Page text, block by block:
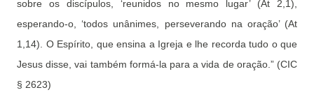
sobre os discípulos, ‘reunidos no mesmo lugar’ (At 2,1),
esperando-o, ‘todos unânimes, perseverando na oração’ (At
1,14). O Espírito, que ensina a Igreja e lhe recorda tudo o que
Jesus disse, vai também formá-la para a vida de oração.” (CIC
§ 2623)